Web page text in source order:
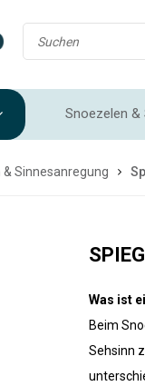
Snoezelen &
Sensorische
Sinnesanregung
Was ist
Beim
Sehsinn